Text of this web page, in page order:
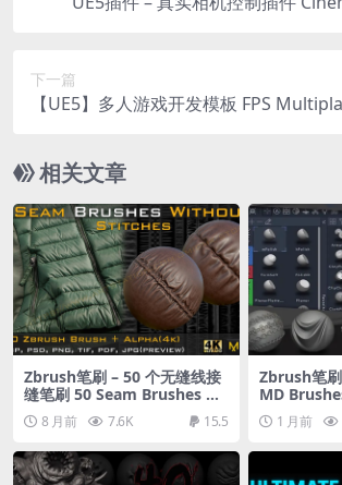
下一篇
【UE5】多人游戏开发模板 FPS Multiplayer Contr
相关文章
Zbrush笔刷 – 50 个无缝线接
缝笔刷 50 Seam Brushes Wi
thout Stitches (4k)+Alpha -
Vol 03
8 月前 7.6K 15.5
Zbrush笔
MD
Brushes
1 月前